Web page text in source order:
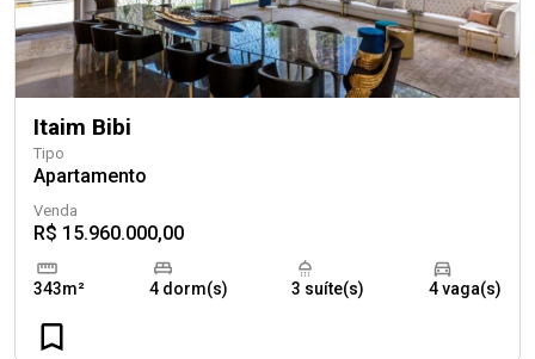
Itaim Bibi
Tipo
Apartamento
Venda
R$ 15.960.000,00
343m² 4 dorm(s) 3 suíte(s) 4 vaga(s)